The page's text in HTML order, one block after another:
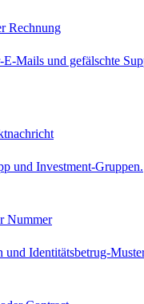
Rechnung
Mails und gefälschte
und Investment-Gruppen.
Nummer
Identitätsbetrug-